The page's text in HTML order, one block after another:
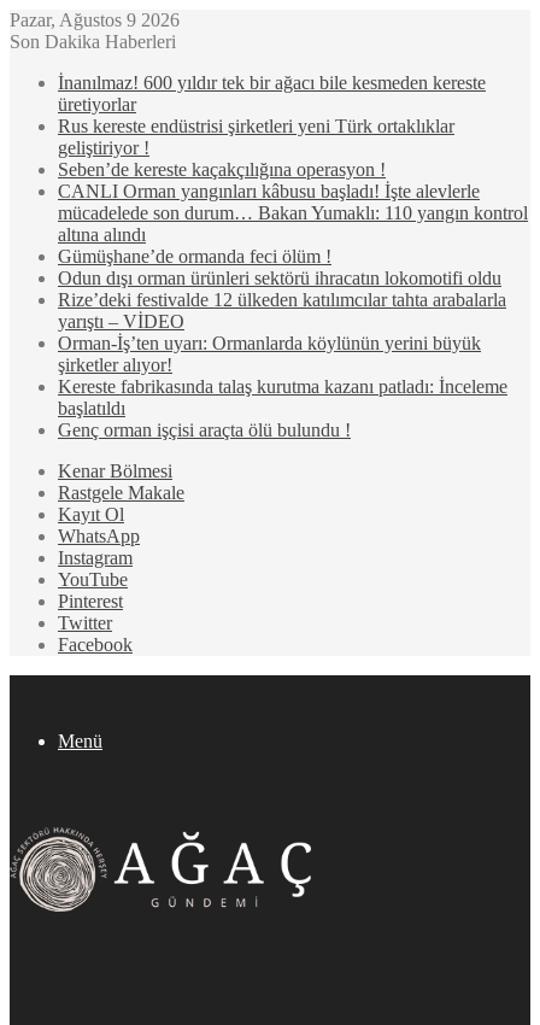
Pazar, Ağustos 9 2026
Son Dakika Haberleri
İnanılmaz! 600 yıldır tek bir ağacı bile kesmeden kereste
üretiyorlar
Rus kereste endüstrisi şirketleri yeni Türk ortaklıklar
geliştiriyor !
Seben’de kereste kaçakçılığına operasyon !
CANLI Orman yangınları kâbusu başladı! İşte alevlerle
mücadelede son durum… Bakan Yumaklı: 110 yangın kontrol
altına alındı
Gümüşhane’de ormanda feci ölüm !
Odun dışı orman ürünleri sektörü ihracatın lokomotifi oldu
Rize’deki festivalde 12 ülkeden katılımcılar tahta arabalarla
yarıştı – VİDEO
Orman-İş’ten uyarı: Ormanlarda köylünün yerini büyük
şirketler alıyor!
Kereste fabrikasında talaş kurutma kazanı patladı: İnceleme
başlatıldı
Genç orman işçisi araçta ölü bulundu !
Kenar Bölmesi
Rastgele Makale
Kayıt Ol
WhatsApp
Instagram
YouTube
Pinterest
Twitter
Facebook
Menü